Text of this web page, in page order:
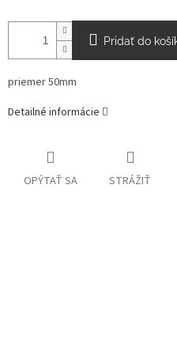
Pridať do
priemer 50mm
Detailné informácie
OPÝTAŤ SA STRÁŽIŤ